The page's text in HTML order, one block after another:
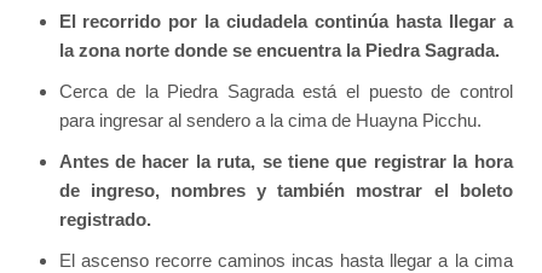
El recorrido por la ciudadela continúa hasta llegar a
la zona norte donde se encuentra la Piedra Sagrada.
Cerca de la Piedra Sagrada está el puesto de control
para ingresar al sendero a la cima de Huayna Picchu.
Antes de hacer la ruta, se tiene que registrar la hora
de ingreso, nombres y también mostrar el boleto
registrado.
El ascenso recorre caminos incas hasta llegar a la cima